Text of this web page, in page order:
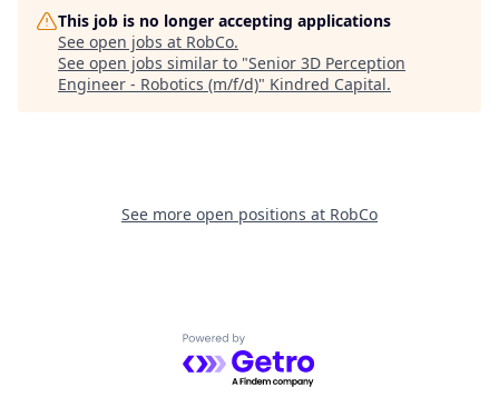
This job is no longer accepting applications
See open jobs at RobCo.
See open jobs similar to "Senior 3D Perception
Engineer - Robotics (m/f/d)" Kindred Capital.
See more open positions at RobCo
Powered by Getro.com